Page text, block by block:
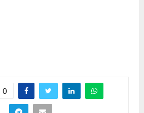
0